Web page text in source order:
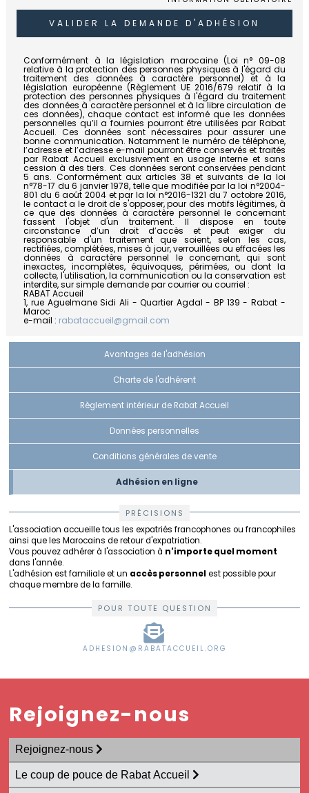
Conformément à la législation marocaine (Loi n° 09-08
relative à la protection des personnes physiques à l'égard du
traitement des données à caractère personnel) et à la
législation européenne (Règlement UE 2016/679 relatif à la
protection des personnes physiques à l'égard du traitement
des données à caractère personnel et à la libre circulation de
ces données), chaque contact est informé que les données
personnelles qu’il a fournies pourront être utilisées par Rabat
Accueil. Ces données sont nécessaires pour assurer une
bonne communication. Notamment le numéro de téléphone,
l’adresse et l’adresse e-mail pourront être conservés et traités
par Rabat Accueil exclusivement en usage interne et sans
cession à des tiers. Ces données seront conservées pendant
5 ans. Conformément aux articles 38 et suivants de la loi
n°78-17 du 6 janvier 1978, telle que modifiée par la loi n°2004-
801 du 6 août 2004 et par la loi n°2016-1321 du 7 octobre 2016,
le contact a le droit de s'opposer, pour des motifs légitimes, à
ce que des données à caractère personnel le concernant
fassent l'objet d'un traitement. Il dispose en toute
circonstance d’un droit d’accès et peut exiger du
responsable d'un traitement que soient, selon les cas,
rectifiées, complétées, mises à jour, verrouillées ou effacées les
données à caractère personnel le concernant, qui sont
inexactes, incomplètes, équivoques, périmées, ou dont la
collecte, l'utilisation, la communication ou la conservation est
interdite, sur simple demande par courrier ou courriel :
RABAT Accueil
1, rue Aguelmane Sidi Ali - Quartier Agdal - BP 139 - Rabat -
Maroc
e-mail : rabataccueil@gmail.com
Avantages de l'adhésion
Charte de l'adhérent
Règlement intérieur de Rabat Accueil
Données personnelles
Conditions générales de vente
Adhésion en ligne
PRÉCISIONS
L'association accueille tous les expatriés francophones ou francophiles
ainsi que les Marocains de retour d'expatriation.
Vous pouvez adhérer à l'association à n'importe quel moment
dans l'année.
L'adhésion est familiale et un accès personnel est possible pour
chaque membre de la famille.
POUR TOUTE QUESTION
ADHESION@RABATACCUEIL.ORG
Rejoignez-nous
Rejoignez-nous
Le coup de pouce de Rabat Accueil